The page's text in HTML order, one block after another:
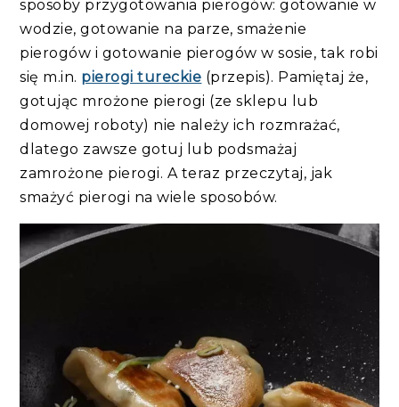
sposoby przygotowania pierogów: gotowanie w
wodzie, gotowanie na parze, smażenie
pierogów i gotowanie pierogów w sosie, tak robi
się m.in. pierogi tureckie (przepis). Pamiętaj że,
gotując mrożone pierogi (ze sklepu lub
domowej roboty) nie należy ich rozmrażać,
dlatego zawsze gotuj lub podsmażaj
zamrożone pierogi. A teraz przeczytaj, jak
smażyć pierogi na wiele sposobów.